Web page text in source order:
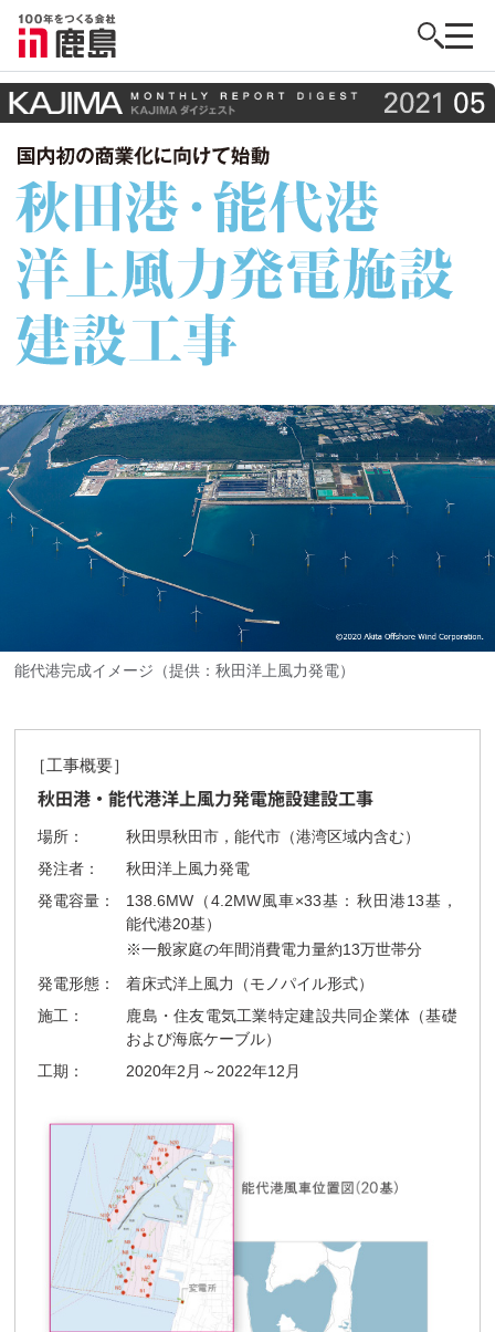
能代港完成イメージ（提供：秋田洋上風力発電）
［工事概要］
秋田港・能代港洋上風力発電施設建設工事
場所：
秋田県秋田市，能代市（港湾区域内含む）
発注者：
秋田洋上風力発電
発電容量：
138.6MW（4.2MW風車×33基：秋田港13基，
能代港20基）
※一般家庭の年間消費電力量約13万世帯分
発電形態：
着床式洋上風力（モノパイル形式）
施工：
鹿島・住友電気工業特定建設共同企業体（基礎
および海底ケーブル）
工期：
2020年2月～2022年12月